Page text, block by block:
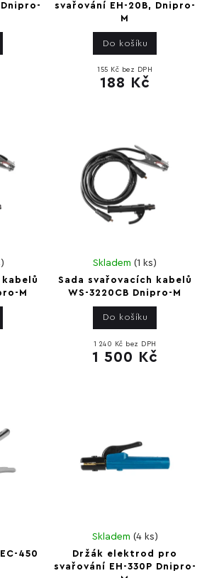
svařování EH-20B, Dnipro-
M
155 Kč bez DPH
188 Kč
Do košíku
M
)
Sada svařovacích kabelů
WS-3220CB Dnipro-M
Skladem(1 ks)
1 240 Kč bez DPH
1 500 Kč
Do košíku
450
Držák elektrod pro
svařování EH-330P Dnipro-
Skladem (4 ks)